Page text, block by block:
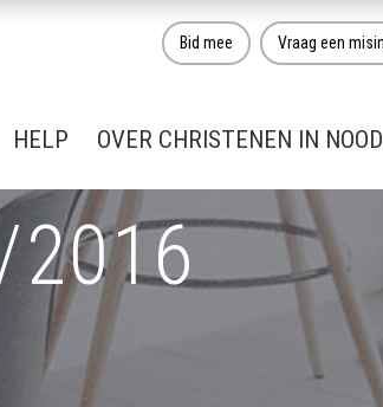
Bid mee Vraag een
HELP OVER CHRISTENEN IN NOOD